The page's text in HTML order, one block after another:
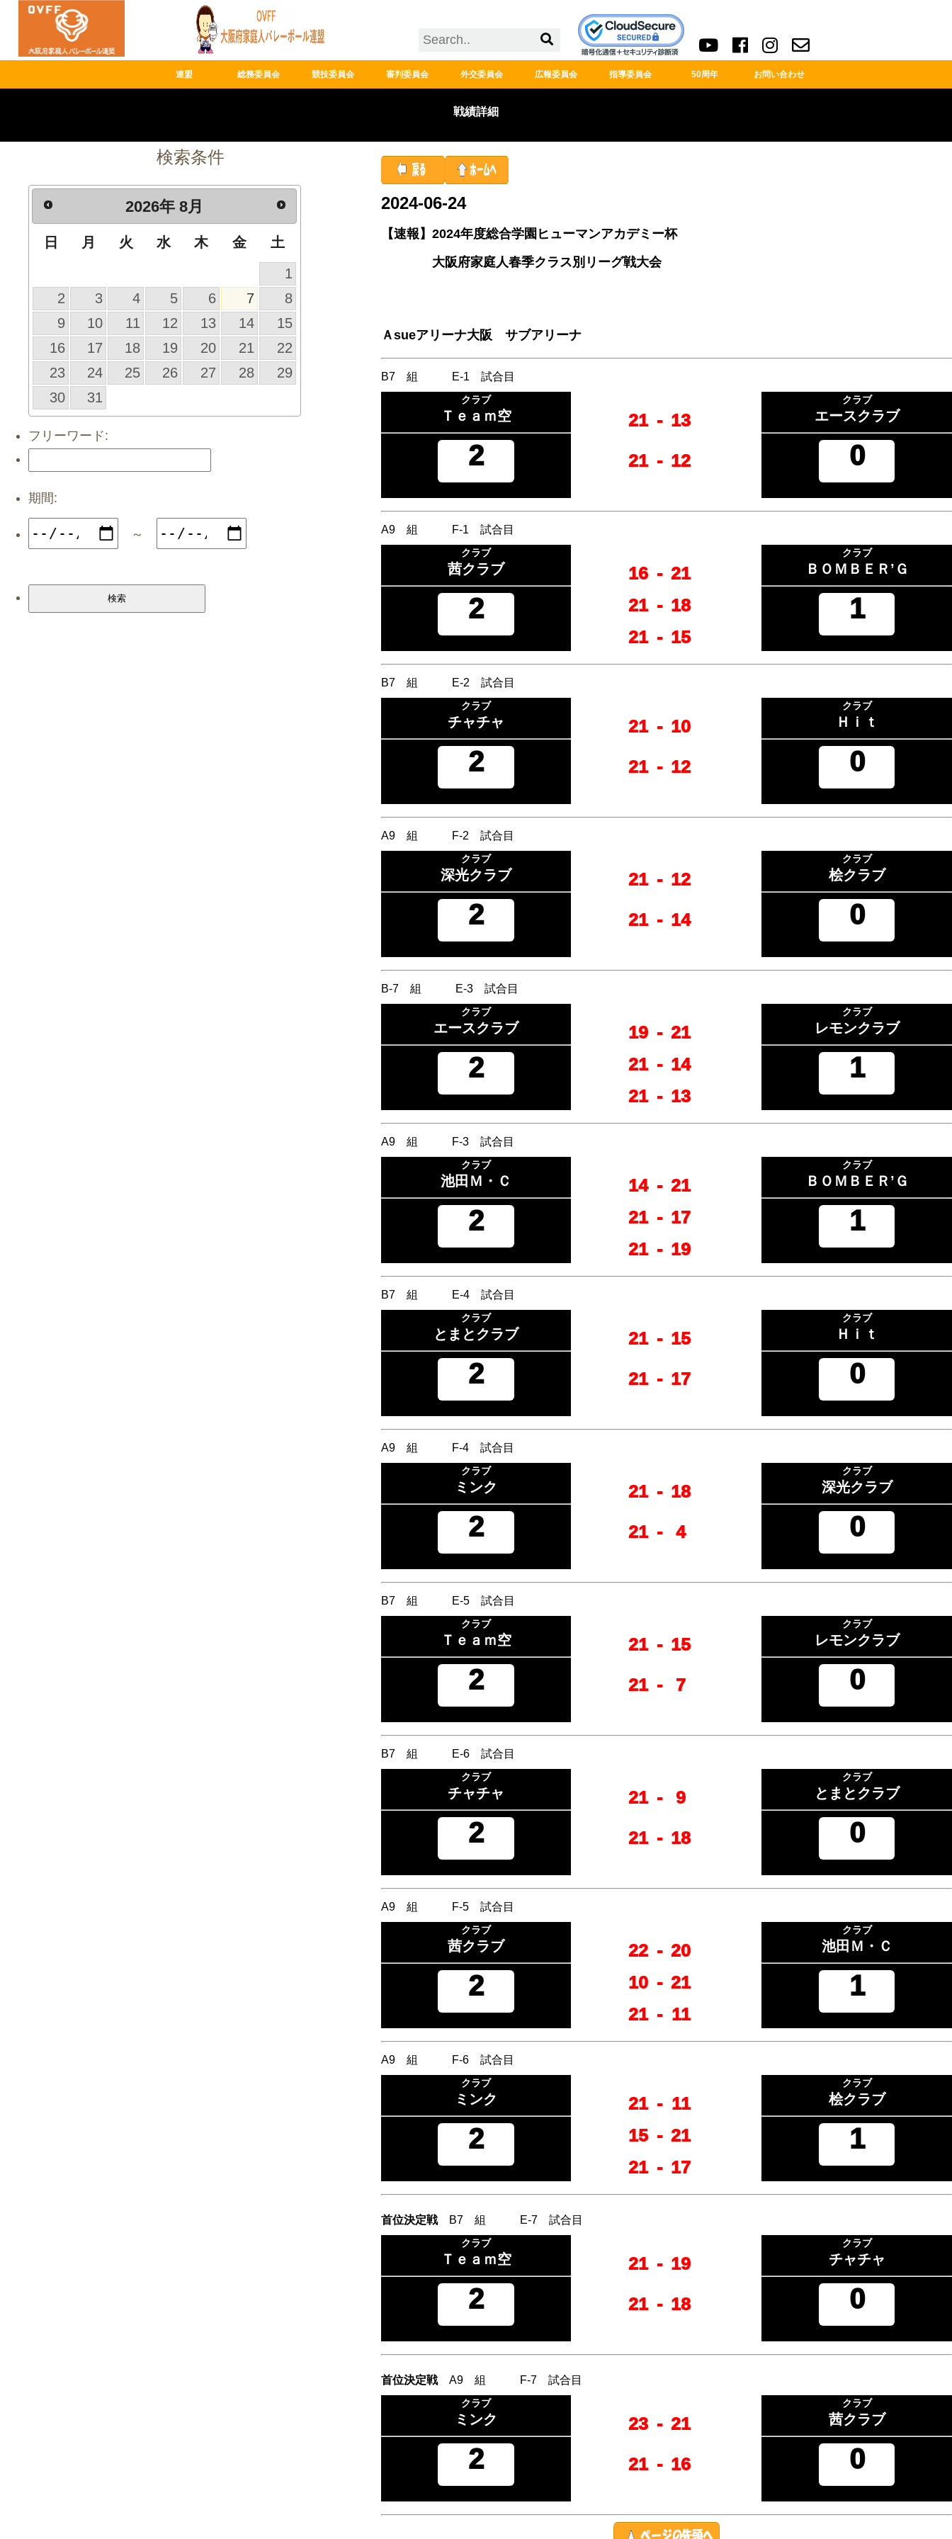
連盟 総務委員会 競技委員会 審判委員会 外交委員会 広報委員会 指導委員会 50周年 お問い合わせ
戦績詳細
検索条件
2026年8月
日 月 火 水 木 金
土
1
2
3 4 5 6 7
8
9
10 11 12 13 14
15
16
17 18 19 20 21
22
23
24 25 26 27 28
29
30
31
フリーワード:
期間:
～
2024-06-24
【速報】2024年度総合学園ヒューマンアカデミー杯
大阪府家庭人春季クラス別リーグ戦大会
Ａsueアリーナ大阪 サブアリーナ
B7 組 E-1 試合目
クラブ
Ｔｅａｍ空
2
21 - 13
21 - 12
クラブ
エースクラブ
0
A9 組 F-1 試合目
クラブ
茜クラブ
2
16 - 21
21 - 18
21 - 15
クラブ
ＢＯＭＢＥＲ’Ｇ
1
B7 組 E-2 試合目
クラブ
チャチャ
2
21 - 10
21 - 12
クラブ
Ｈｉｔ
0
A9 組 F-2 試合目
クラブ
深光クラブ
2
21 - 12
21 - 14
クラブ
桧クラブ
0
B-7 組 E-3 試合目
クラブ
エースクラブ
2
19 - 21
21 - 14
21 - 13
クラブ
レモンクラブ
1
A9 組 F-3 試合目
クラブ
池田Ｍ・Ｃ
2
14 - 21
21 - 17
21 - 19
クラブ
ＢＯＭＢＥＲ’Ｇ
1
B7 組 E-4 試合目
クラブ
とまとクラブ
2
21 - 15
21 - 17
クラブ
Ｈｉｔ
0
A9 組 F-4 試合目
クラブ
ミンク
2
21 - 18
21 - 4
クラブ
深光クラブ
0
B7 組 E-5 試合目
クラブ
Ｔｅａｍ空
2
21 - 15
21 - 7
クラブ
レモンクラブ
0
B7 組 E-6 試合目
クラブ
チャチャ
2
21 - 9
21 - 18
クラブ
とまとクラブ
0
A9 組 F-5 試合目
クラブ
茜クラブ
2
22 - 20
10 - 21
21 - 11
クラブ
池田Ｍ・Ｃ
1
A9 組 F-6 試合目
クラブ
ミンク
2
21 - 11
15 - 21
21 - 17
クラブ
桧クラブ
1
首位決定戦 B7 組 E-7 試合目
クラブ
Ｔｅａｍ空
2
21 - 19
21 - 18
クラブ
チャチャ
0
首位決定戦 A9 組 F-7 試合目
クラブ
ミンク
2
23 - 21
21 - 16
クラブ
茜クラブ
0